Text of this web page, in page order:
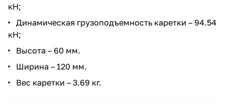
кН;
Динамическая грузоподъемность каретки – 94.54
кН;
Высота – 60 мм.
Ширина – 120 мм.
Вес каретки – 3.69 кг.